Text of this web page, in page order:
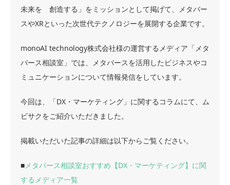
未来を 創造する」をミッションとして掲げて、メタバー
スやXRといった次世代テクノロジーを展開する企業です。
monoAI technology株式会社様の運営するメディア「メタ
バース相談室」では、メタバースを活用したビジネスやコ
ミュニケーションについて情報発信をしています。
今回は、「DX・マーケティング」に関するコラムにて、ム
ビサクをご紹介いただきました。
掲載いただいた記事の詳細は以下からご覧ください。
■メタバース相談室おすすめ【DX・マーケティング】に関
するメディア一覧